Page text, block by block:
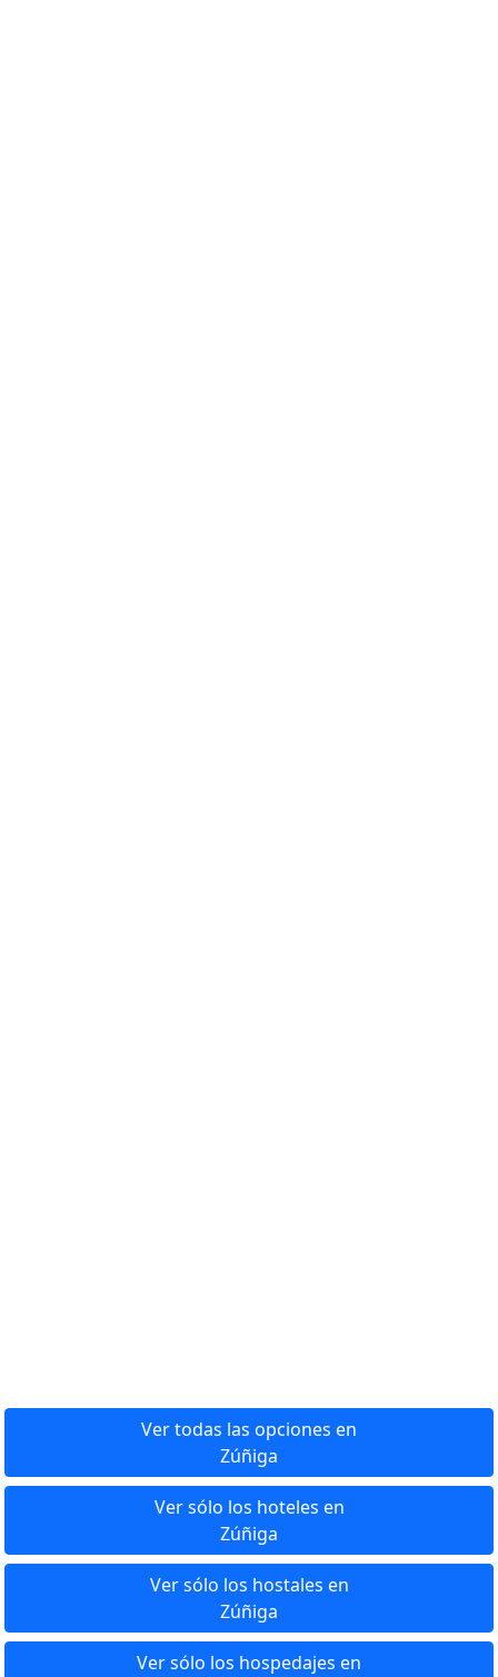
Ver todas las opciones en
Zúñiga
Ver sólo los hoteles en
Zúñiga
Ver sólo los hostales en
Zúñiga
Ver sólo los hospedajes en